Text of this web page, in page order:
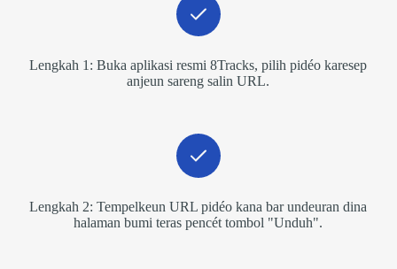
Lengkah 1: Buka aplikasi resmi 8Tracks, pilih pidéo karesep
anjeun sareng salin URL.
Lengkah 2: Tempelkeun URL pidéo kana bar undeuran dina
halaman bumi teras pencét tombol "Unduh".